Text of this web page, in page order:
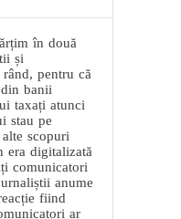
în două
și
pentru că
banii
taxați atunci
stau pe
scopuri
era digitalizată
comunicatori
anume
fiind
ar